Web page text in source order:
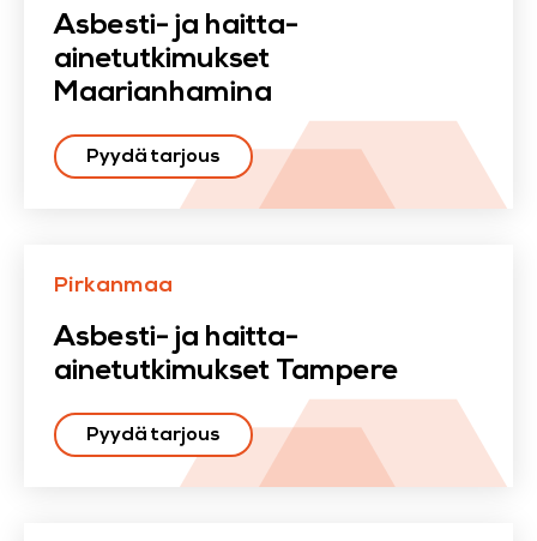
Asbesti- ja haitta-
ainetutkimukset
Maarianhamina
Pyydä tarjous
Pirkanmaa
Asbesti- ja haitta-
ainetutkimukset Tampere
Pyydä tarjous